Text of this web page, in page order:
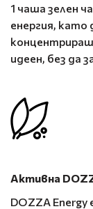
1 чаша зелен
енергия, като
идеен, без да
Активна
DOZZA Energy